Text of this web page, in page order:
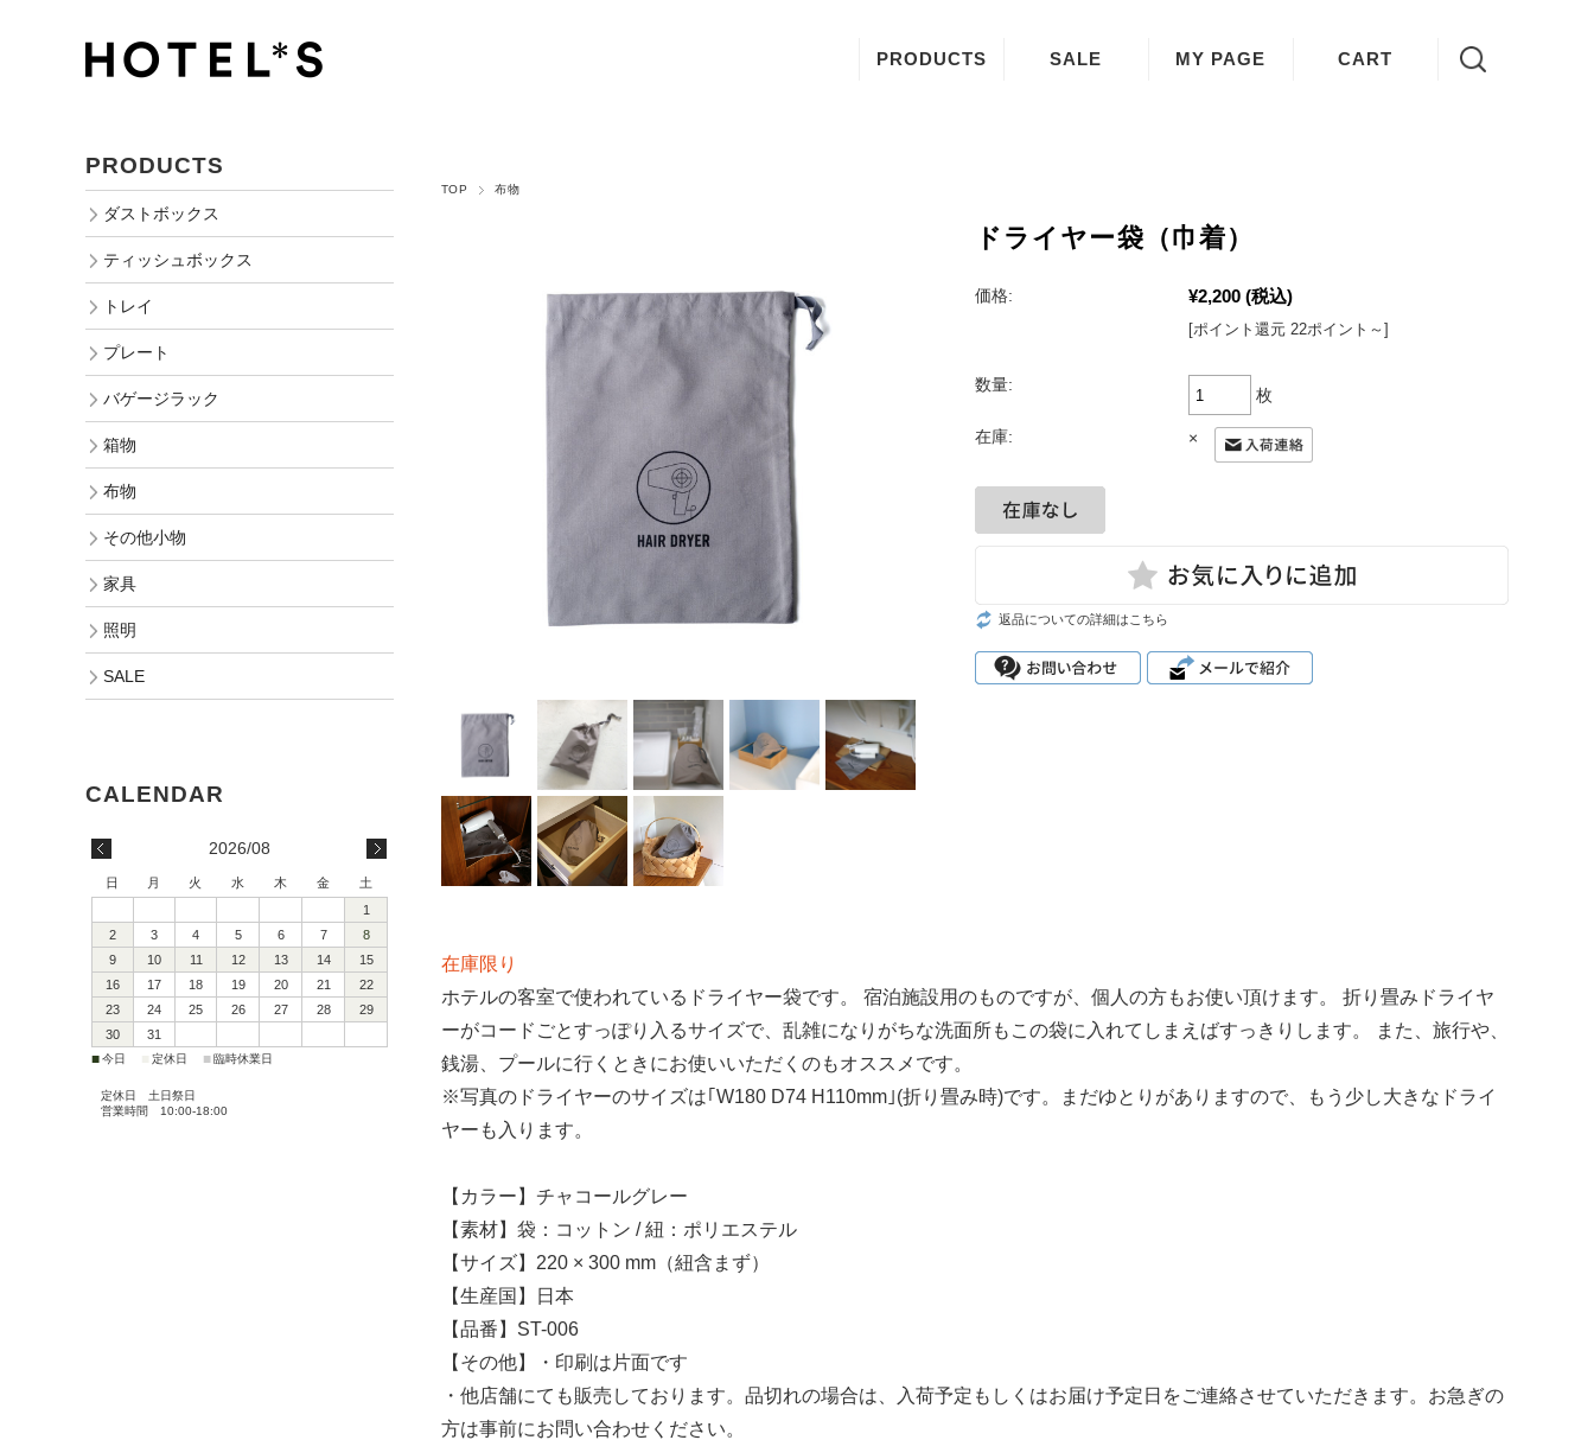
PRODUCTS
トレイ
箱物
布物
その他小物
家具
SALE MY PAGE CART
TOP 布物
ドライヤー袋（巾着）
価格: ¥2,200 (税込)
[ポイント還元 22ポイント～]
数量:
枚
在庫: ×
返品についての詳細はこちら
在庫限り
ホテルの客室で使われているドライヤー袋です。 宿泊施設用のものですが、個人の方もお使い頂けます。 折り畳みドライヤ
ーがコードごとすっぽり入るサイズで、乱雑になりがちな洗面所もこの袋に入れてしまえばすっきりします。 また、旅行や、
銭湯、プールに行くときにお使いいただくのもオススメです。
※写真のドライヤーのサイズは｢W180 D74 H110mm｣(折り畳み時)です。まだゆとりがありますので、もう少し大きなドライ
ヤーも入ります。
【カラー】チャコールグレー
【素材】袋：コットン / 紐：ポリエステル
【サイズ】220 × 300 mm（紐含まず）
【生産国】日本
【品番】ST-006
【その他】・印刷は片面です
・他店舗にても販売しております。品切れの場合は、入荷予定もしくはお届け予定日をご連絡させていただきます。お急ぎの
方は事前にお問い合わせください。
PRODUCTS
ダストボックス
ティッシュボックス
トレイ
プレート
バゲージラック
箱物
布物
その他小物
家具
照明
SALE
2026/08
日 月 火 水 木 金
土
1
2
3 4 5 6 7
8
9
10 11 12 13 14
15
16
17 18 19 20 21
22
23
24 25 26 27 28
29
30
31
■今日 定休日 ■臨時休業日
定休日 土日祭日
営業時間 10:00-18:00